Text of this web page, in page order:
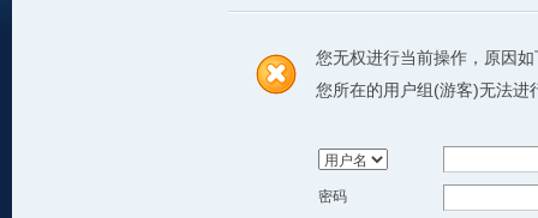
您无权进行当前操作，原因如
您所在的用户组(游客)无法进
密码